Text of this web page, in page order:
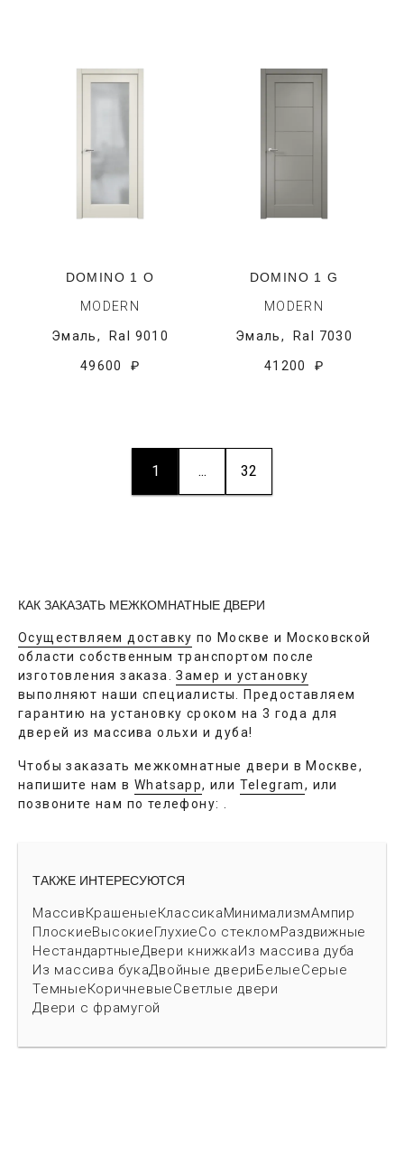
DOMINO 1 O
MODERN
Эмаль, Ral 9010
49600 ₽
DOMINO 1 G
MODERN
Эмаль, Ral 7030
41200 ₽
1 ... 32
КАК ЗАКАЗАТЬ МЕЖКОМНАТНЫЕ ДВЕРИ
Осуществляем доставку по Москве и Московской
области собственным транспортом после
изготовления заказа.Замер и установку
выполняют наши специалисты. Предоставляем
гарантию на установку сроком на 3 года для
дверей из массива ольхи и дуба!
Чтобы заказать межкомнатные двери в Москве,
напишите нам в Whatsapp, или Telegram, или
позвоните нам по телефону:
ТАКЖЕ ИНТЕРЕСУЮТСЯ
МассивКрашеныеКлассикаМинимализмАмпир
ПлоскиеВысокиеГлухиеСо стекломРаздвижные
НестандартныеДвери книжкаИз массива дуба
Из массива букаДвойные двериБелыеСерые
ТемныеКоричневыеСветлые двери
Двери с фрамугой